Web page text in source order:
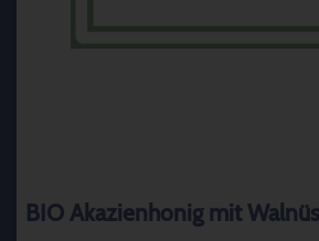
BIO Akazienhonig mit